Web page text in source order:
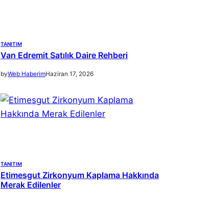
TANITIM
Van Edremit Satılık Daire Rehberi
byWeb HaberimHaziran 17, 2026
TANITIM
Etimesgut Zirkonyum Kaplama Hakkında
Merak Edilenler